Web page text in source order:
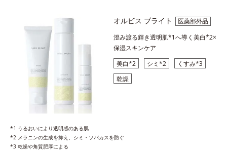
オルビス ブライト
医薬部外品
澄み渡る輝き透明肌*1へ導く美白*2×
保湿スキンケア
美白*2
シミ*2
くすみ*3
乾燥
*1 うるおいにより透明感のある肌
*2 メラニンの生成を抑え、シミ・ソバカスを防ぐ
*3 乾燥や角質肥厚による